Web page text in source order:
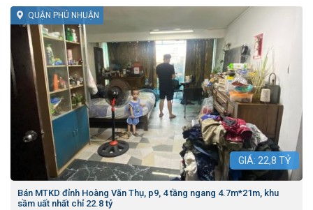
QUẬN PHÚ NHUẬN
GIÁ: 22,8 TỶ
Bán MTKD đỉnh Hoàng Văn Thụ, p9, 4 tầng ngang 4.7m*21m, khu
sầm uất nhất chỉ 22.8 tỷ